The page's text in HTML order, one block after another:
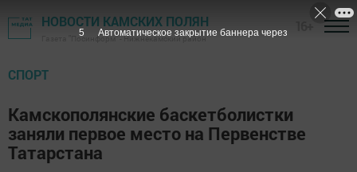
НОВОСТИ КАМСКИХ ПОЛЯН
Газета "Посинформ" - Нижнекамский район
СПОРТ
Камскополянские баскетболистки
заняли первое место на Первенстве
Татарстана
4 Автоматическое закрытие баннера через